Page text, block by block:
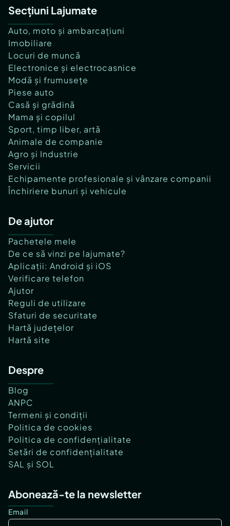
Secțiuni Lajumate
Auto, moto și ambarcațiuni
Imobiliare
Locuri de muncă
Electronice și electrocasnice
Modă și frumusețe
Piese auto
Casă și grădină
Mama și copilul
Sport, timp liber, artă
Animale de companie
Agro și Industrie
Servicii
Echipamente profesionale și vânzare companii
Închiriere bunuri și vehicule
De ajutor
Pachetele mele
De ce să vinzi pe lajumate?
Aplicații: Android și iOS
Verificare telefon
Ajutor
Reguli de utilizare
Sfaturi de securitate
Hartă județelor
Hartă site
Despre
Blog
ANPC
Termeni și condiții
Politica de cookies
Politica de confidențialitate
Setări de confidențialitate
SAL și SOL
Abonează-te la newsletter
Email